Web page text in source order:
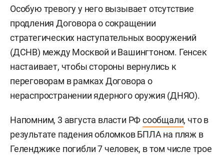
Особую тревогу у него вызывает отсутствие
продления Договора о сокращении
стратегических наступательных вооружений
(ДСНВ) между Москвой и Вашингтоном. Генсек
настаивает, чтобы стороны вернулись к
переговорам в рамках Договора о
нераспространении ядерного оружия (ДНЯО).
Напомним, 3 августа власти РФсообщали, что в
результате падения обломков БПЛА на пляж в
Геленджике погибли 7 человек, в том числе трое